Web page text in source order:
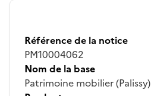
Référence de la notice
PM10004062
Nom de la base
Patrimoine mobilier (Palissy)